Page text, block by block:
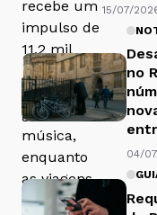
15/07/
no
04/